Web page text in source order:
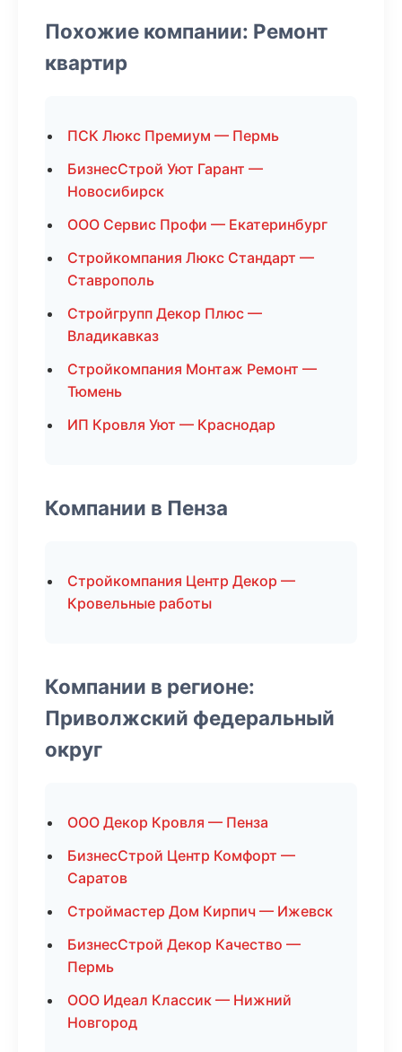
Похожие компании: Ремонт
квартир
ПСК Люкс Премиум — Пермь
БизнесСтрой Уют Гарант —
Новосибирск
ООО Сервис Профи — Екатеринбург
Стройкомпания Люкс Стандарт —
Ставрополь
Стройгрупп Декор Плюс —
Владикавказ
Стройкомпания Монтаж Ремонт —
Тюмень
ИП Кровля Уют — Краснодар
Компании в Пенза
Стройкомпания Центр Декор —
Кровельные работы
Компании в регионе:
Приволжский федеральный
округ
ООО Декор Кровля — Пенза
БизнесСтрой Центр Комфорт —
Саратов
Строймастер Дом Кирпич — Ижевск
БизнесСтрой Декор Качество —
Пермь
ООО Идеал Классик — Нижний
Новгород